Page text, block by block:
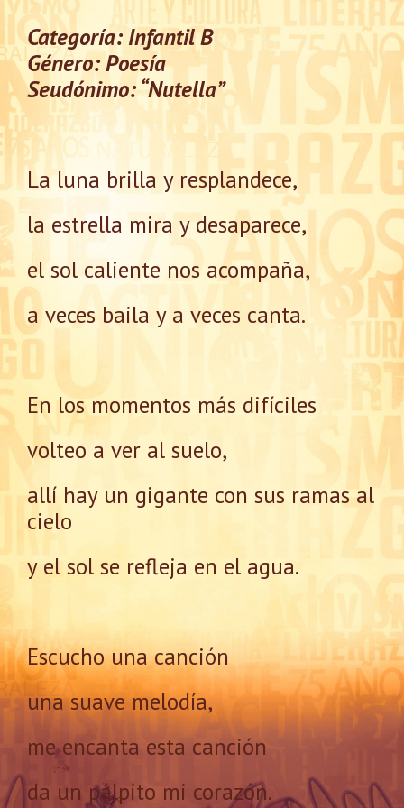
Categoría: Infantil B
Género: Poesía
Seudónimo: “Nutella”
La luna brilla y resplandece,
la estrella mira y desaparece,
el sol caliente nos acompaña,
a veces baila y a veces canta.
En los momentos más difíciles
volteo a ver al suelo,
allí hay un gigante con sus ramas al
cielo
y el sol se refleja en el agua.
Escucho una canción
una suave melodía,
me encanta esta canción
da un pálpito mi corazón.